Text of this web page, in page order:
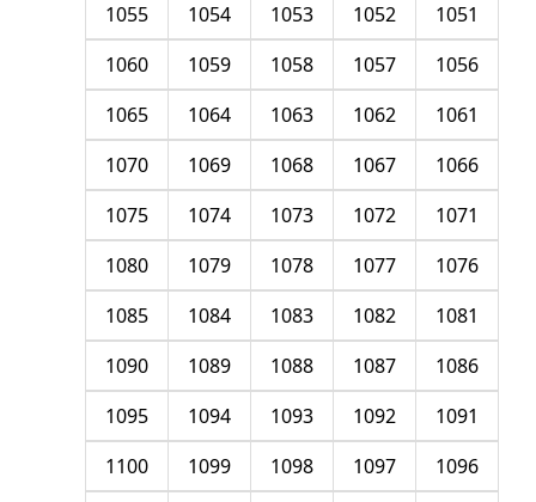
1051
1052
1053
1054
1055
1056
1057
1058
1059
1060
1061
1062
1063
1064
1065
1066
1067
1068
1069
1070
1071
1072
1073
1074
1075
1076
1077
1078
1079
1080
1081
1082
1083
1084
1085
1086
1087
1088
1089
1090
1091
1092
1093
1094
1095
1096
1097
1098
1099
1100